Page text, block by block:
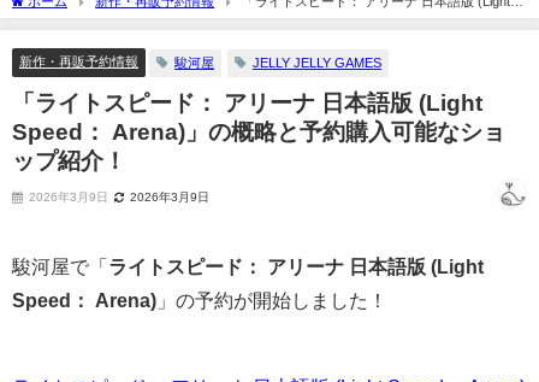
Speed： Arena)」の概略と予約購入可能なショップ紹介！
新作・再販予約情報 駿河屋 JELLY JELLY GAMES
「ライトスピード： アリーナ 日本語版 (Light
Speed： Arena)」の概略と予約購入可能なショ
ップ紹介！
2026年3月9日 2026年3月9日
駿河屋で「 ライトスピード： アリーナ 日本語版 (Light
Speed： Arena) 」の予約が開始しました！